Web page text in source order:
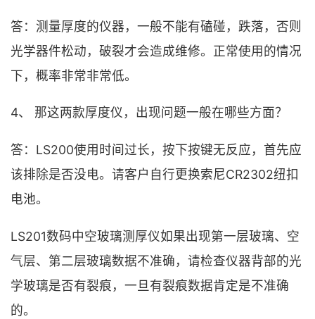
答：测量厚度的仪器，一般不能有磕碰，跌落，否则
光学器件松动，破裂才会造成维修。正常使用的情况
下，概率非常非常低。
4、 那这两款厚度仪，出现问题一般在哪些方面？
答：LS200使用时间过长，按下按键无反应，首先应
该排除是否没电。请客户自行更换索尼CR2302纽扣
电池。
LS201数码中空玻璃测厚仪如果出现第一层玻璃、空
气层、第二层玻璃数据不准确，请检查仪器背部的光
学玻璃是否有裂痕，一旦有裂痕数据肯定是不准确
的。